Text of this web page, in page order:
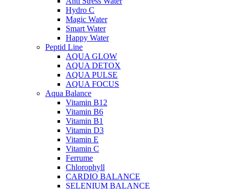
Hydro C
Magic Water
Smart Water
Happy Water
Peptid Line
AQUA GLOW
AQUA DETOX
AQUA PULSE
AQUA FOCUS
Aqua Balance
Vitamin B12
Vitamin B6
Vitamin B1
Vitamin D3
Vitamin E
Vitamin C
Ferrume
Chlorophyll
CARDIO BALANCE
SELENIUM BALANCE